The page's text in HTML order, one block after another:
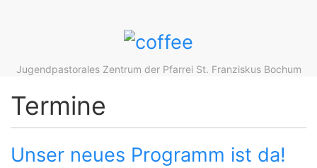
Jugendpastorales Zentrum der Pfarrei St. Franziskus Bochum
Termine
Unser neues Programm ist da!